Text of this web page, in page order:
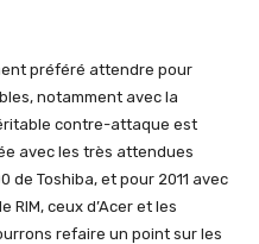
préféré attendre pour
notamment avec la
contre-attaque est
avec les très attendues
de Toshiba, et pour 2011 avec
RIM, ceux d’Acer et les
refaire un point sur les